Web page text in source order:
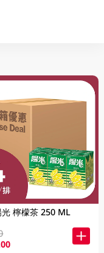
光 檸檬茶 250 ML